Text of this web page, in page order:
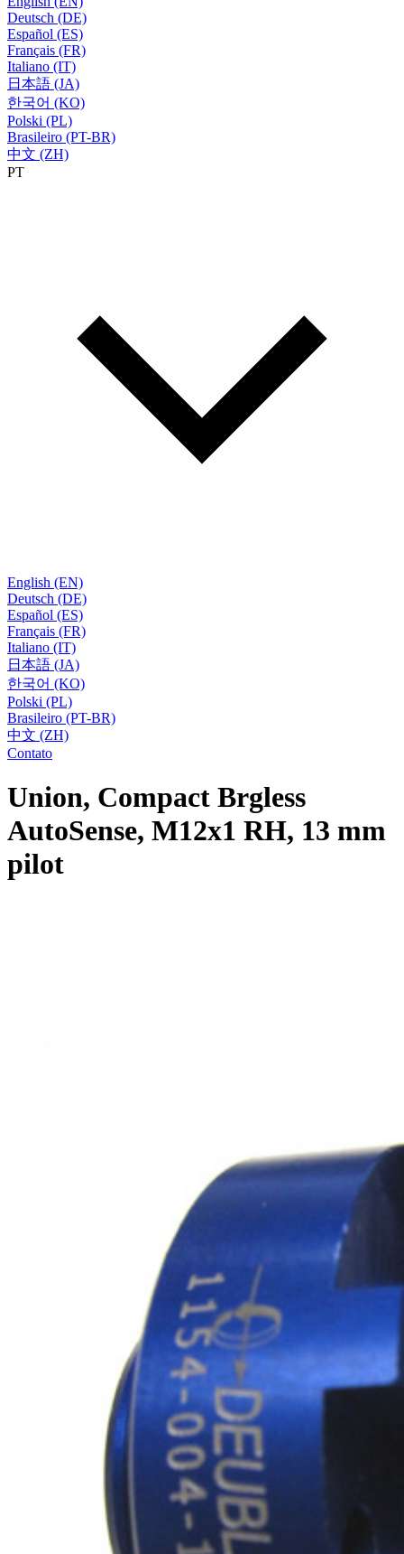
Deutsch (DE)
Español (ES)
Français (FR)
Italiano (IT)
日本語 (JA)
한국어 (KO)
Polski (PL)
Brasileiro (PT-BR)
中文 (ZH)
PT
English (EN)
Deutsch (DE)
Español (ES)
Français (FR)
Italiano (IT)
日本語 (JA)
한국어 (KO)
Polski (PL)
Brasileiro (PT-BR)
中文 (ZH)
Contato
Union, Compact Brgless
AutoSense, M12x1 RH, 13 mm
pilot